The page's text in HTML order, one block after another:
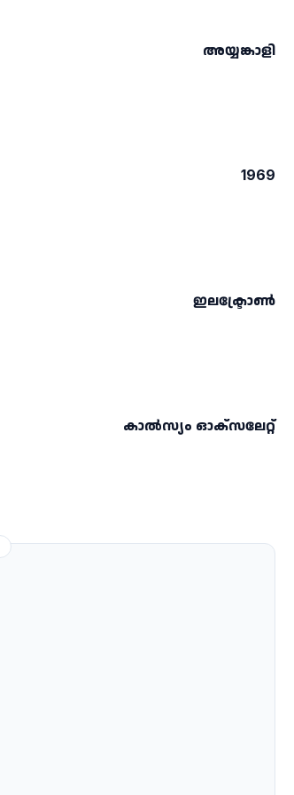
അയ്യങ്കാളി
1969
ഇലക്ട്രോൺ
കാൽസ്യം ഓക്സലേറ്റ്